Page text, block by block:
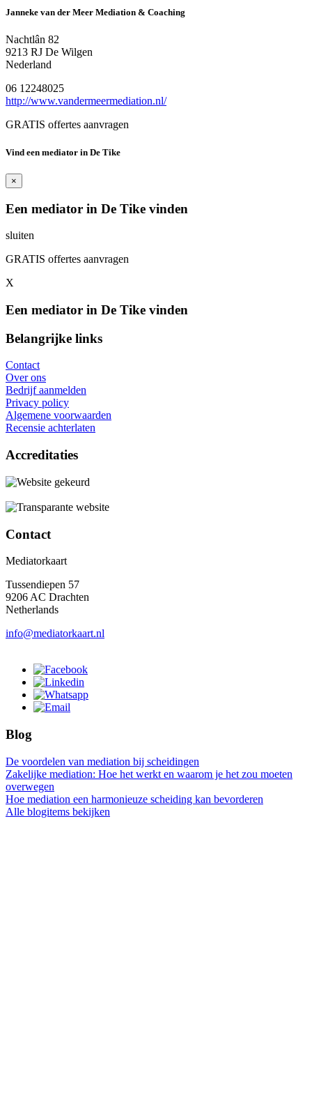
Janneke van der Meer Mediation & Coaching
Nachtlân 82
9213 RJ De Wilgen
Nederland
06 12248025
http://www.vandermeermediation.nl/
GRATIS offertes aanvragen
Vind een mediator in De Tike
×
Een mediator in De Tike vinden
sluiten
GRATIS offertes aanvragen
X
Een mediator in De Tike vinden
Belangrijke links
Contact
Over ons
Bedrijf aanmelden
Privacy policy
Algemene voorwaarden
Recensie achterlaten
Accreditaties
Contact
Mediatorkaart
Tussendiepen 57
9206 AC Drachten
Netherlands
info@mediatorkaart.nl
Blog
De voordelen van mediation bij scheidingen
Zakelijke mediation: Hoe het werkt en waarom je het zou moeten
overwegen
Hoe mediation een harmonieuze scheiding kan bevorderen
Alle blogitems bekijken